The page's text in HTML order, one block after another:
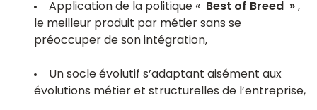
Application de la politique « Best of Breed » ,
le meilleur produit par métier sans se
préoccuper de son intégration,
Un socle évolutif s’adaptant aisément aux
évolutions métier et structurelles de l’entreprise,